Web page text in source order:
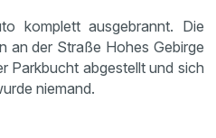
komplett ausgebrannt. Die
an der Straße Hohes Gebirge
Parkbucht abgestellt und sich
niemand.